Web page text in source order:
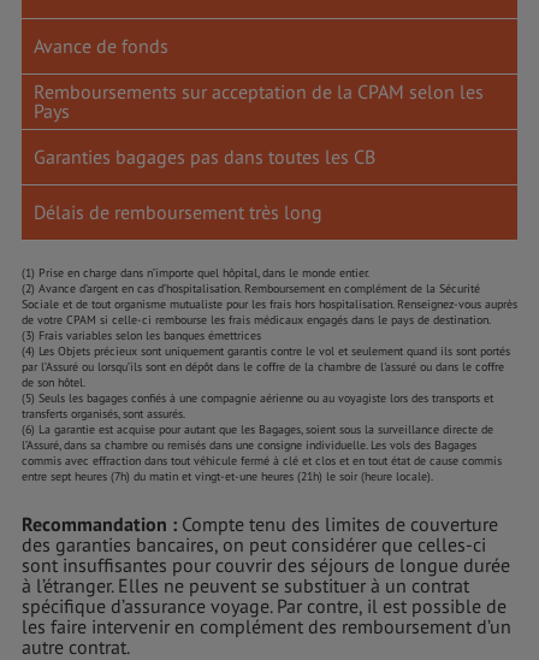
Avance de fonds
Remboursements sur acceptation de la CPAM selon les
Pays
Garanties bagages pas dans toutes les CB
Délais de remboursement très long
(1) Prise en charge dans n’importe quel hôpital, dans le monde entier.
(2) Avance d’argent en cas d’hospitalisation. Remboursement en complément de la Sécurité
Sociale et de tout organisme mutualiste pour les frais hors hospitalisation. Renseignez-vous auprès
de votre CPAM si celle-ci rembourse les frais médicaux engagés dans le pays de destination.
(3) Frais variables selon les banques émettrices
(4) Les Objets précieux sont uniquement garantis contre le vol et seulement quand ils sont portés
par l’Assuré ou lorsqu’ils sont en dépôt dans le coffre de la chambre de l'assuré ou dans le coffre
de son hôtel.
(5) Seuls les bagages confiés à une compagnie aérienne ou au voyagiste lors des transports et
transferts organisés, sont assurés.
(6) La garantie est acquise pour autant que les Bagages, soient sous la surveillance directe de
l’Assuré, dans sa chambre ou remisés dans une consigne individuelle. Les vols des Bagages
commis avec effraction dans tout véhicule fermé à clé et clos et en tout état de cause commis
entre sept heures (7h) du matin et vingt-et-une heures (21h) le soir (heure locale).
Recommandation : Compte tenu des limites de couverture
des garanties bancaires, on peut considérer que celles-ci
sont insuffisantes pour couvrir des séjours de longue durée
à l’étranger. Elles ne peuvent se substituer à un contrat
spécifique d’assurance voyage. Par contre, il est possible de
les faire intervenir en complément des remboursement d’un
autre contrat.